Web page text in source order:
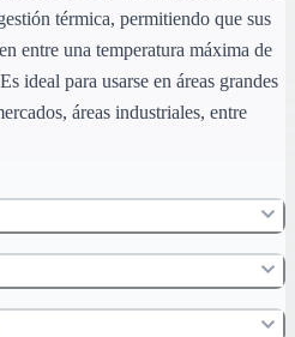
térmica, permitiendo que sus
entre una temperatura máxima de
ideal para usarse en áreas grandes
áreas industriales, entre